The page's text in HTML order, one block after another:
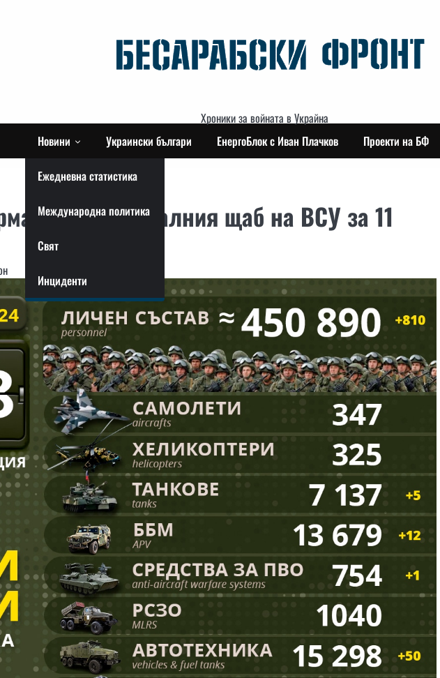
Хроники за войната в Украйна
Новини
Ежедневна статистика
Международна политика
Свят
Инциденти
Украински българи ЕнергоБлок с Иван Плачков Проекти на БФ
от генералния щаб на ВСУ за 11